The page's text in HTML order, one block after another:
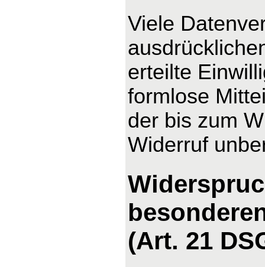
Viele
erteilte
formlose
der bis zum
Widerruf
(Art. 21